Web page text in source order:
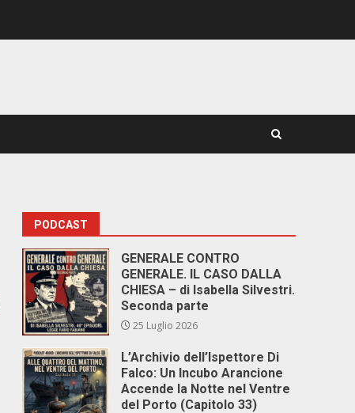
PODCAST
GENERALE CONTRO
GENERALE. IL CASO DALLA
CHIESA – di Isabella Silvestri.
Seconda parte
25 Luglio 2026
L’Archivio dell’Ispettore Di
Falco: Un Incubo Arancione
Accende la Notte nel Ventre
del Porto (Capitolo 33)